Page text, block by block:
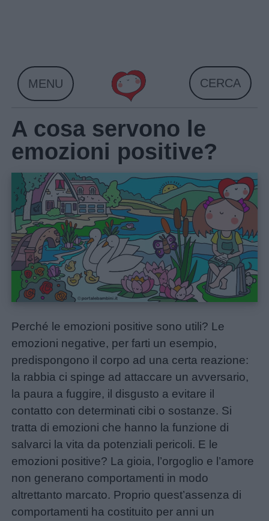
Home
MENU CERCA
A cosa servono le
emozioni positive?
Perché le emozioni positive sono utili? Le
emozioni negative, per farti un esempio,
predispongono il corpo ad una certa reazione:
la rabbia ci spinge ad attaccare un avversario,
la paura a fuggire, il disgusto a evitare il
contatto con determinati cibi o sostanze. Si
tratta di emozioni che hanno la funzione di
salvarci la vita da potenziali pericoli. E le
emozioni positive? La gioia, l’orgoglio e l’amore
non generano comportamenti in modo
altrettanto marcato. Proprio quest’assenza di
comportamenti ha costituito per anni un